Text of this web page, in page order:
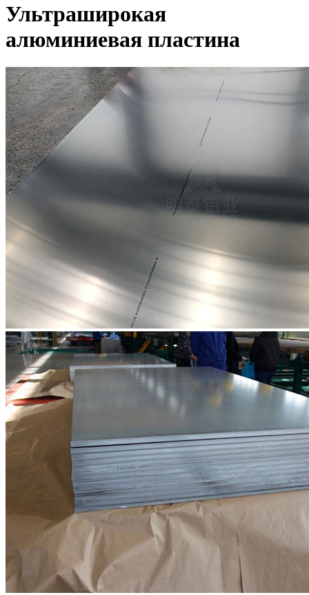
Ультраширокая
алюминиевая пластина